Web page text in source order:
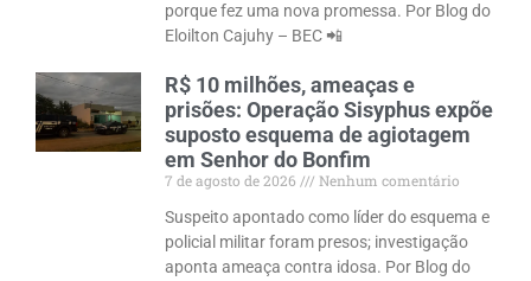
porque fez uma nova promessa. Por Blog do
Eloilton Cajuhy – BEC 📲
R$ 10 milhões, ameaças e
prisões: Operação Sisyphus expõe
suposto esquema de agiotagem
em Senhor do Bonfim
7 de agosto de 2026
Nenhum comentário
Suspeito apontado como líder do esquema e
policial militar foram presos; investigação
aponta ameaça contra idosa. Por Blog do